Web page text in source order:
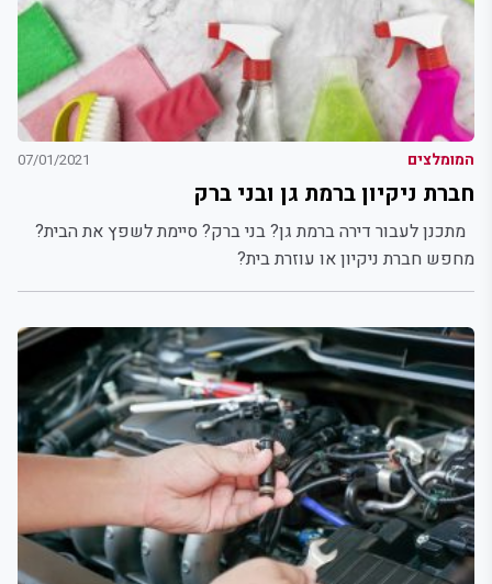
המומלצים 07/01/2021
חברת ניקיון ברמת גן ובני ברק
מתכנן לעבור דירה ברמת גן? בני ברק? סיימת לשפץ את הבית?
מחפש חברת ניקיון או עוזרת בית?